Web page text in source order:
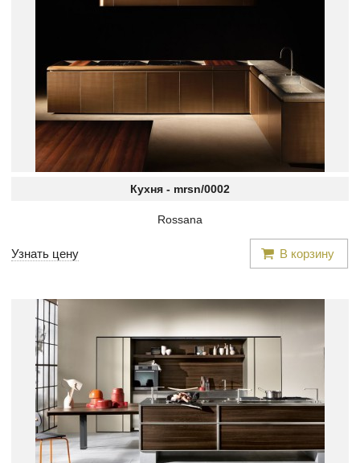
Кухня - mrsn/0002
Rossana
Узнать цену В корзину